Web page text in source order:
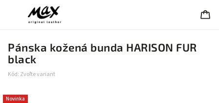
Pánska kožená bunda HARISON FUR
black
Kód: Zvoľte variant
Novinka